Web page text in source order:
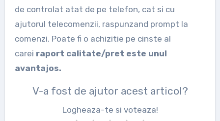
de controlat atat de pe telefon, cat si cu
ajutorul telecomenzii, raspunzand prompt la
comenzi. Poate fi o achizitie pe cinste al
carei raport calitate/pret este unul
avantajos.
V-a fost de ajutor acest articol?
Logheaza-te si voteaza!